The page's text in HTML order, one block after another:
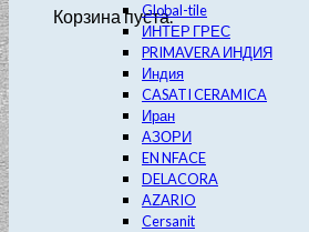
Корзина пуста.Global-tile
ИНТЕР ГРЕС
PRIMAVERA ИНДИЯ
Индия
CASATI CERAMICA
Иран
АЗОРИ
EN NFACE
DELACORA
AZARIO
Cersanit